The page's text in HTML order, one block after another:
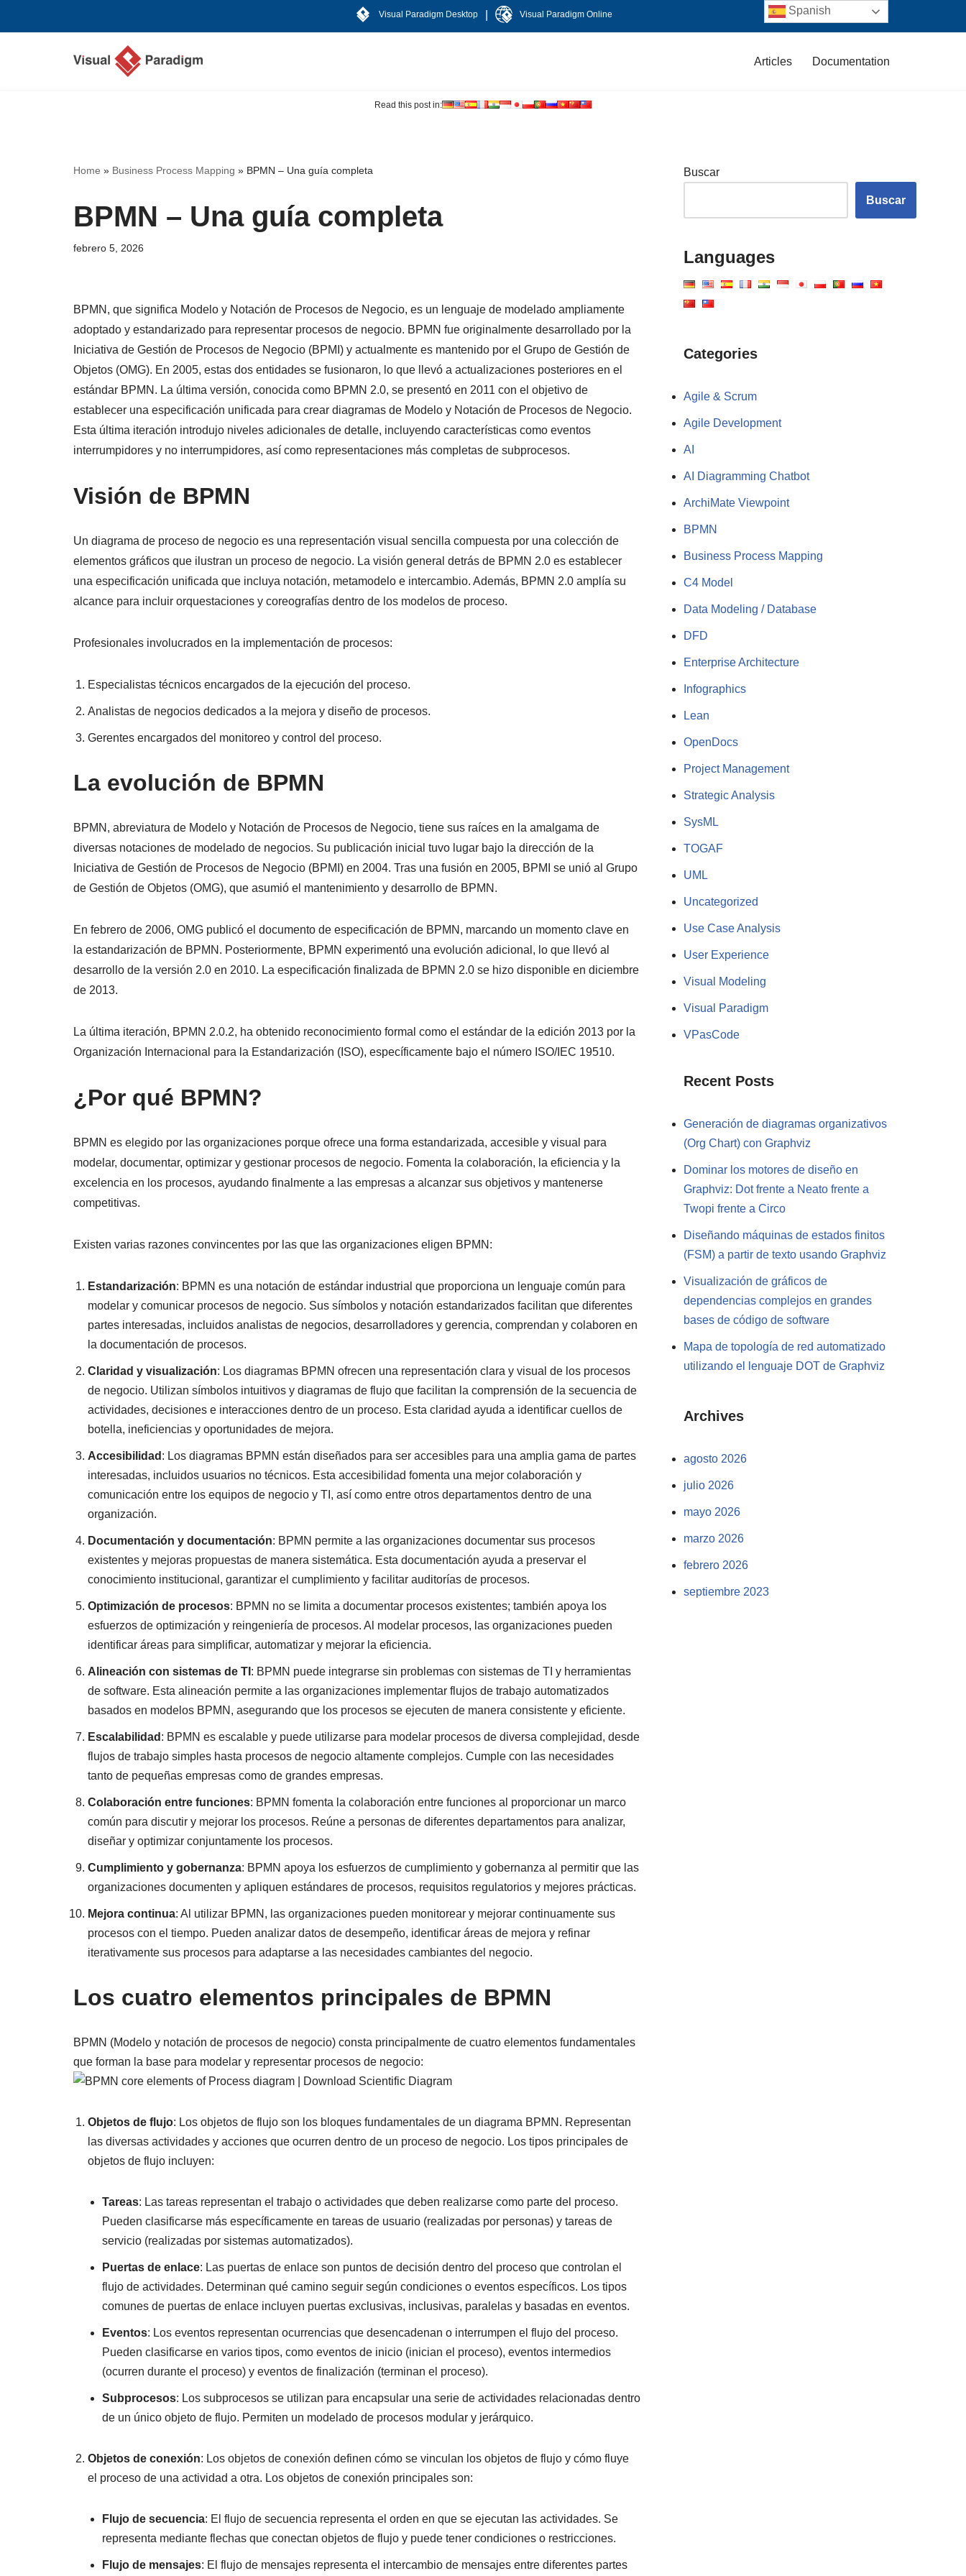
Visual Paradigm Desktop Visual Paradigm Online
Articles Documentation
Read this post in:
Home » Business Process Mapping » BPMN – Una guía completa
BPMN – Una guía completa
febrero 5, 2026
BPMN, que significa Modelo y Notación de Procesos de Negocio, es un lenguaje de modelado ampliamente
adoptado y estandarizado para representar procesos de negocio. BPMN fue originalmente desarrollado por la
Iniciativa de Gestión de Procesos de Negocio (BPMI) y actualmente es mantenido por el Grupo de Gestión de
Objetos (OMG). En 2005, estas dos entidades se fusionaron, lo que llevó a actualizaciones posteriores en el
estándar BPMN. La última versión, conocida como BPMN 2.0, se presentó en 2011 con el objetivo de
establecer una especificación unificada para crear diagramas de Modelo y Notación de Procesos de Negocio.
Esta última iteración introdujo niveles adicionales de detalle, incluyendo características como eventos
interrumpidores y no interrumpidores, así como representaciones más completas de subprocesos.
Visión de BPMN
Un diagrama de proceso de negocio es una representación visual sencilla compuesta por una colección de
elementos gráficos que ilustran un proceso de negocio. La visión general detrás de BPMN 2.0 es establecer
una especificación unificada que incluya notación, metamodelo e intercambio. Además, BPMN 2.0 amplía su
alcance para incluir orquestaciones y coreografías dentro de los modelos de proceso.
Profesionales involucrados en la implementación de procesos:
Especialistas técnicos encargados de la ejecución del proceso.
Analistas de negocios dedicados a la mejora y diseño de procesos.
Gerentes encargados del monitoreo y control del proceso.
La evolución de BPMN
BPMN, abreviatura de Modelo y Notación de Procesos de Negocio, tiene sus raíces en la amalgama de
diversas notaciones de modelado de negocios. Su publicación inicial tuvo lugar bajo la dirección de la
Iniciativa de Gestión de Procesos de Negocio (BPMI) en 2004. Tras una fusión en 2005, BPMI se unió al Grupo
de Gestión de Objetos (OMG), que asumió el mantenimiento y desarrollo de BPMN.
En febrero de 2006, OMG publicó el documento de especificación de BPMN, marcando un momento clave en
la estandarización de BPMN. Posteriormente, BPMN experimentó una evolución adicional, lo que llevó al
desarrollo de la versión 2.0 en 2010. La especificación finalizada de BPMN 2.0 se hizo disponible en diciembre
de 2013.
La última iteración, BPMN 2.0.2, ha obtenido reconocimiento formal como el estándar de la edición 2013 por la
Organización Internacional para la Estandarización (ISO), específicamente bajo el número ISO/IEC 19510.
¿Por qué BPMN?
BPMN es elegido por las organizaciones porque ofrece una forma estandarizada, accesible y visual para
modelar, documentar, optimizar y gestionar procesos de negocio. Fomenta la colaboración, la eficiencia y la
excelencia en los procesos, ayudando finalmente a las empresas a alcanzar sus objetivos y mantenerse
competitivas.
Existen varias razones convincentes por las que las organizaciones eligen BPMN:
Estandarización: BPMN es una notación de estándar industrial que proporciona un lenguaje común para
modelar y comunicar procesos de negocio. Sus símbolos y notación estandarizados facilitan que diferentes
partes interesadas, incluidos analistas de negocios, desarrolladores y gerencia, comprendan y colaboren en
la documentación de procesos.
Claridad y visualización: Los diagramas BPMN ofrecen una representación clara y visual de los procesos
de negocio. Utilizan símbolos intuitivos y diagramas de flujo que facilitan la comprensión de la secuencia de
actividades, decisiones e interacciones dentro de un proceso. Esta claridad ayuda a identificar cuellos de
botella, ineficiencias y oportunidades de mejora.
Accesibilidad : Los diagramas BPMN están diseñados para ser accesibles para una amplia gama de partes
interesadas, incluidos usuarios no técnicos. Esta accesibilidad fomenta una mejor colaboración y
comunicación entre los equipos de negocio y TI, así como entre otros departamentos dentro de una
organización.
Documentación y documentación: BPMN permite a las organizaciones documentar sus procesos
existentes y mejoras propuestas de manera sistemática. Esta documentación ayuda a preservar el
conocimiento institucional, garantizar el cumplimiento y facilitar auditorías de procesos.
Optimización de procesos: BPMN no se limita a documentar procesos existentes; también apoya los
esfuerzos de optimización y reingeniería de procesos. Al modelar procesos, las organizaciones pueden
identificar áreas para simplificar, automatizar y mejorar la eficiencia.
Alineación con sistemas de TI : BPMN puede integrarse sin problemas con sistemas de TI y herramientas
de software. Esta alineación permite a las organizaciones implementar flujos de trabajo automatizados
basados en modelos BPMN, asegurando que los procesos se ejecuten de manera consistente y eficiente.
Escalabilidad : BPMN es escalable y puede utilizarse para modelar procesos de diversa complejidad, desde
flujos de trabajo simples hasta procesos de negocio altamente complejos. Cumple con las necesidades
tanto de pequeñas empresas como de grandes empresas.
Colaboración entre funciones: BPMN fomenta la colaboración entre funciones al proporcionar un marco
común para discutir y mejorar los procesos. Reúne a personas de diferentes departamentos para analizar,
diseñar y optimizar conjuntamente los procesos.
Cumplimiento y gobernanza: BPMN apoya los esfuerzos de cumplimiento y gobernanza al permitir que las
organizaciones documenten y apliquen estándares de procesos, requisitos regulatorios y mejores prácticas.
Mejora continua: Al utilizar BPMN, las organizaciones pueden monitorear y mejorar continuamente sus
procesos con el tiempo. Pueden analizar datos de desempeño, identificar áreas de mejora y refinar
iterativamente sus procesos para adaptarse a las necesidades cambiantes del negocio.
Los cuatro elementos principales de BPMN
BPMN (Modelo y notación de procesos de negocio) consta principalmente de cuatro elementos fundamentales
que forman la base para modelar y representar procesos de negocio:
Objetos de flujo: Los objetos de flujo son los bloques fundamentales de un diagrama BPMN. Representan
las diversas actividades y acciones que ocurren dentro de un proceso de negocio. Los tipos principales de
objetos de flujo incluyen:
Tareas: Las tareas representan el trabajo o actividades que deben realizarse como parte del proceso.
Pueden clasificarse más específicamente en tareas de usuario (realizadas por personas) y tareas de
servicio (realizadas por sistemas automatizados).
Puertas de enlace: Las puertas de enlace son puntos de decisión dentro del proceso que controlan el
flujo de actividades. Determinan qué camino seguir según condiciones o eventos específicos. Los tipos
comunes de puertas de enlace incluyen puertas exclusivas, inclusivas, paralelas y basadas en eventos.
Eventos: Los eventos representan ocurrencias que desencadenan o interrumpen el flujo del proceso.
Pueden clasificarse en varios tipos, como eventos de inicio (inician el proceso), eventos intermedios
(ocurren durante el proceso) y eventos de finalización (terminan el proceso).
Subprocesos: Los subprocesos se utilizan para encapsular una serie de actividades relacionadas dentro
de un único objeto de flujo. Permiten un modelado de procesos modular y jerárquico.
Objetos de conexión: Los objetos de conexión definen cómo se vinculan los objetos de flujo y cómo fluye
el proceso de una actividad a otra. Los objetos de conexión principales son:
Flujo de secuencia: El flujo de secuencia representa el orden en que se ejecutan las actividades. Se
representa mediante flechas que conectan objetos de flujo y puede tener condiciones o restricciones.
Flujo de mensajes: El flujo de mensajes representa el intercambio de mensajes entre diferentes partes
Buscar
Buscar
Languages
Categories
Agile & Scrum
Agile Development
AI
AI Diagramming Chatbot
ArchiMate Viewpoint
BPMN
Business Process Mapping
C4 Model
Data Modeling / Database
DFD
Enterprise Architecture
Infographics
Lean
OpenDocs
Project Management
Strategic Analysis
SysML
TOGAF
UML
Uncategorized
Use Case Analysis
User Experience
Visual Modeling
Visual Paradigm
VPasCode
Recent Posts
Generación de diagramas organizativos
(Org Chart) con Graphviz
Dominar los motores de diseño en
Graphviz: Dot frente a Neato frente a
Twopi frente a Circo
Diseñando máquinas de estados finitos
(FSM) a partir de texto usando Graphviz
Visualización de gráficos de
dependencias complejos en grandes
bases de código de software
Mapa de topología de red automatizado
utilizando el lenguaje DOT de Graphviz
Archives
agosto 2026
julio 2026
mayo 2026
marzo 2026
febrero 2026
septiembre 2023
Spanish